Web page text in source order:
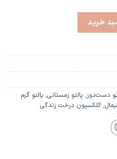
خرید
دست‌دوز, پالتو زمستانی, پالتو گرم
,کلکسیون درخت زندگی